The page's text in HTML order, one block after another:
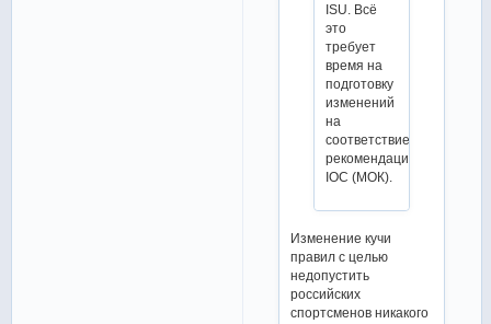
ISU. Всё
это
требует
время на
подготовку
изменений
на
соответствие
рекомендаций
IOC (МОК).
Изменение кучи
правил с целью
недопустить
российских
спортсменов никакого